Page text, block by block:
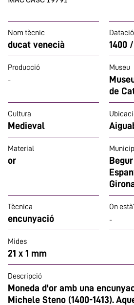
Nom tècnic
ducat venecià
Datació
1400 /
Producció
-
Museu
de
Cultura
Medieval
Material
or
Tècnica
encunyació
On
-
Mides
21 x 1 mm
Descripció
Moneda d'or amb una
Michele Steno (1400-1413).